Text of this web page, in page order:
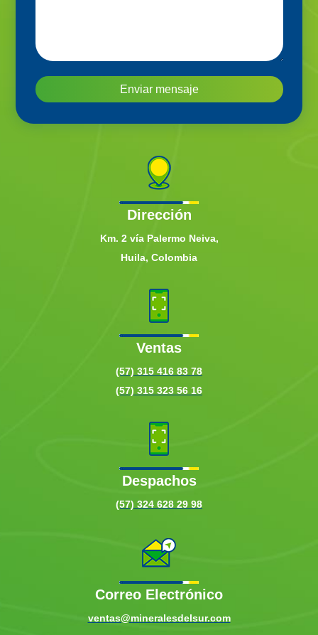
Enviar mensaje
Dirección
Km. 2 vía Palermo Neiva,
Huila, Colombia
Ventas
(57) 315 416 83 78
(57) 315 323 56 16
Despachos
(57) 324 628 29 98
Correo Electrónico
ventas@mineralesdelsur.com